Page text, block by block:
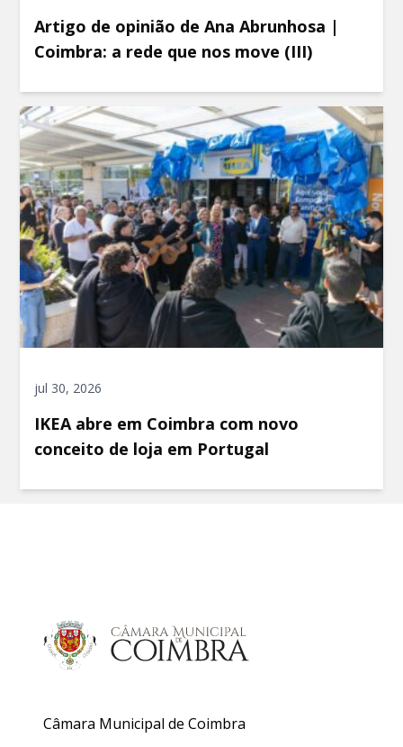
Artigo de opinião de Ana Abrunhosa |
Coimbra: a rede que nos move (III)
jul 30, 2026
IKEA abre em Coimbra com novo
conceito de loja em Portugal
Câmara Municipal de Coimbra